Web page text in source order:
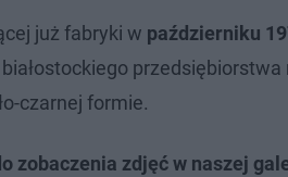
już fabryki w październiku
czarnej formie.
zobaczenia zdjęć w naszej